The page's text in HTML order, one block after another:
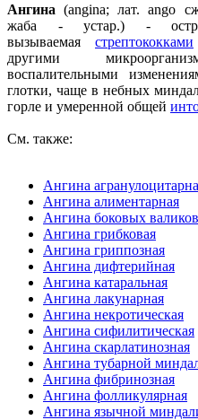
Ангина (angina; лат. ango
жаба - устар.) -
вызываемая стрептококками
другими
воспалительными
глотки, чаще в небных
горле и умеренной общей
См. также:
Ангина
Ангина алиментарная
Ангина боковых валиков
Ангина грибковая
Ангина гриппозная
Ангина дифтерийная
Ангина катаральная
Ангина лакунарная
Ангина некротическая
Ангина сифилитическая
Ангина скарлатинозная
Ангина тубарной
Ангина фибринозная
Ангина фолликулярная
Ангина язычной